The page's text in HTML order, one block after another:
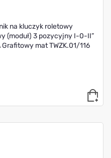
na kluczyk roletowy
(moduł) 3 pozycyjny I-0-II”
mat TWZK.01/116